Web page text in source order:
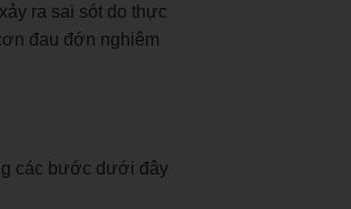
ra sai sót do thực
đau đớn nghiêm
các bước dưới đây